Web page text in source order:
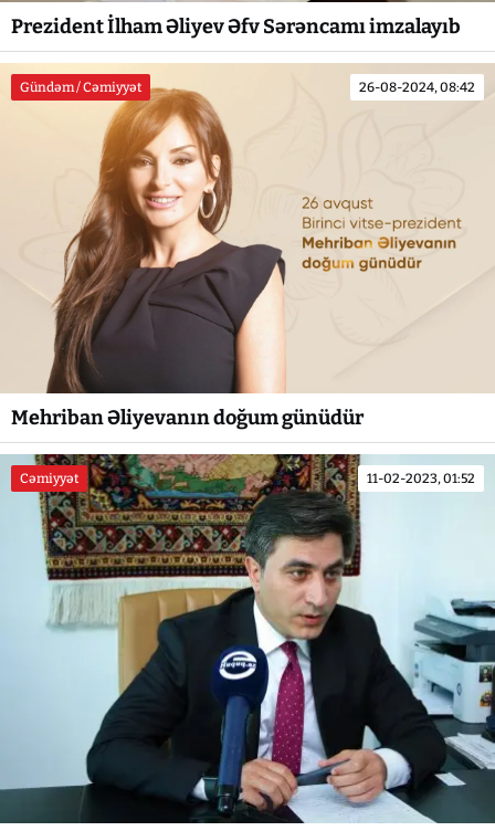
Prezident İlham Əliyev Əfv Sərəncamı imzalayıb
Gündəm / Cəmiyyət 26-08-2024, 08:42
Mehriban Əliyevanın doğum günüdür
Cəmiyyət 11-02-2023, 01:52